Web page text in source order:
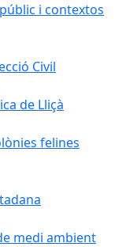
i contextos
Civil
de Lliçà
felines
medi ambient